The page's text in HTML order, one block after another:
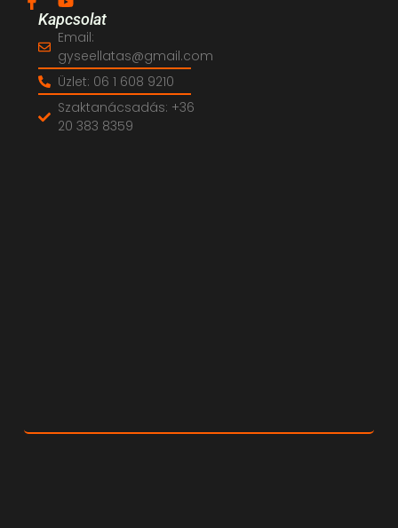
Kapcsolat
Email:
gyseellatas@gmail.com
Üzlet: 06 1 608 9210
Szaktanácsadás: +36
20 383 8359